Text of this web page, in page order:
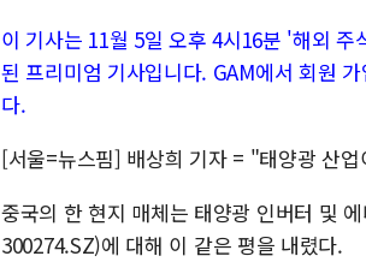
이 기사는 11월 5일 오후 4시16분 '해외
된 프리미엄 기사입니다. GAM에서 회원
다.
[서울=뉴스핌] 배상희 기자 = "태양광 산
중국의 한 현지 매체는 태양광 인버터 및
300274.SZ)에 대해 이 같은 평을 내렸다.